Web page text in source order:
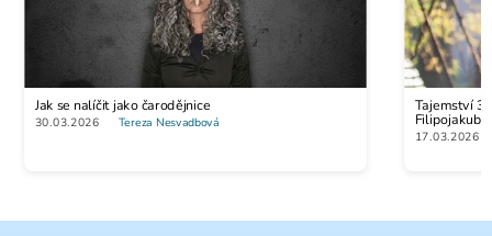
Jak se nalíčit jako čarodějnice
30.03.2026 Tereza Nesvadbová
Tajemství
17.03.2026